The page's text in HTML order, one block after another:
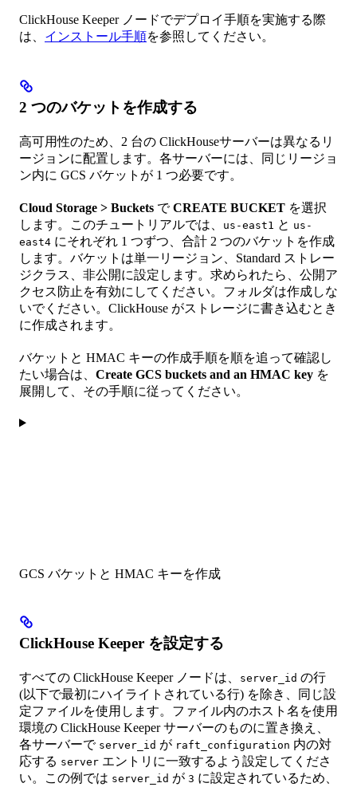
ClickHouse Keeper ノードでデプロイ手順を実施する際
は、 インストール手順を参照してください。
2 つのバケットを作成する
高可用性のため、2 台の ClickHouseサーバーは異なるリ
ージョンに配置します。各サーバーには、同じリージョ
ン内に GCS バケットが 1 つ必要です。
Cloud Storage > Buckets でCREATE BUCKET を選択
します。このチュートリアルでは、
us-east1 と us-
east4 にそれぞれ 1 つずつ、合計 2 つのバケットを作成
します。バケットは単一リージョン、Standard ストレー
ジクラス、非公開に設定します。求められたら、公開ア
クセス防止を有効にしてください。フォルダは作成しな
いでください。ClickHouse がストレージに書き込むとき
に作成されます。
バケットと HMAC キーの作成手順を順を追って確認し
たい場合は、 Create GCS buckets and an HMAC key を
展開して、その手順に従ってください。
GCS バケットと HMAC キーを作成
ClickHouse Keeper を設定する
すべての ClickHouse Keeper ノードは、 server_id の行
(以下で最初にハイライトされている行) を除き、同じ設
定ファイルを使用します。ファイル内のホスト名を使用
環境の ClickHouse Keeper サーバーのものに置き換え、
各サーバーで server_id が raft_configuration 内の対
応する server エントリに一致するよう設定してくださ
い。この例では server_id が 3 に設定されているため、